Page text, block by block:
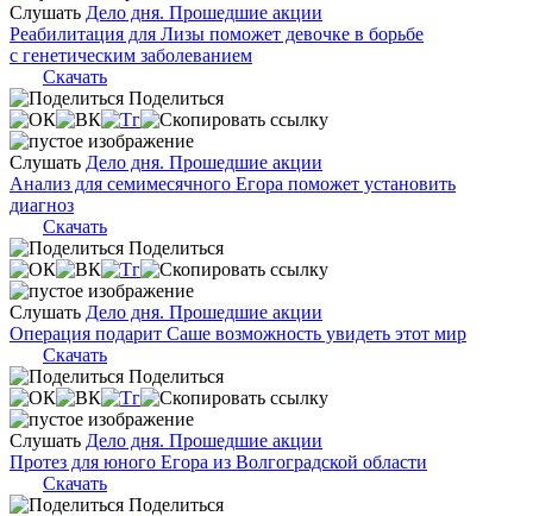
Слушать Дело дня. Прошедшие акции
Реабилитация для Лизы поможет девочке в борьбе
с генетическим заболеванием
Скачать
Поделиться
Слушать Дело дня. Прошедшие акции
Анализ для семимесячного Егора поможет установить
диагноз
Скачать
Поделиться
Слушать Дело дня. Прошедшие акции
Операция подарит Саше возможность увидеть этот мир
Скачать
Поделиться
Слушать Дело дня. Прошедшие акции
Протез для юного Егора из Волгоградской области
Скачать
Поделиться